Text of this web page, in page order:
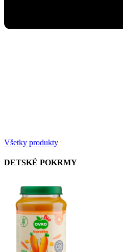
Všetky produkty
DETSKÉ POKRMY